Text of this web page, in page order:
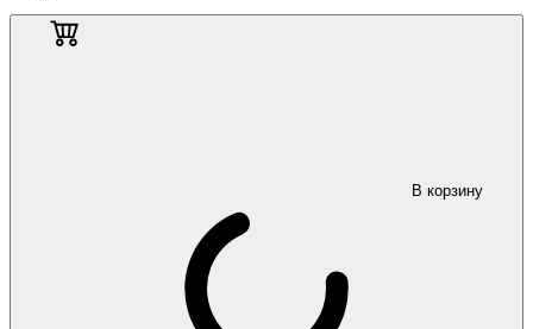
В корзину